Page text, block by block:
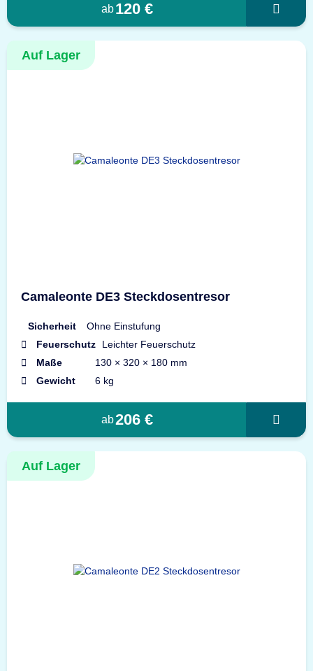
ab120 €
Auf Lager
Camaleonte DE3 Steckdosentresor
Sicherheit
Ohne Einstufung
Feuerschutz
Leichter Feuerschutz
Maße
130 × 320 × 180 mm
Gewicht
6 kg
ab206 €
Auf Lager